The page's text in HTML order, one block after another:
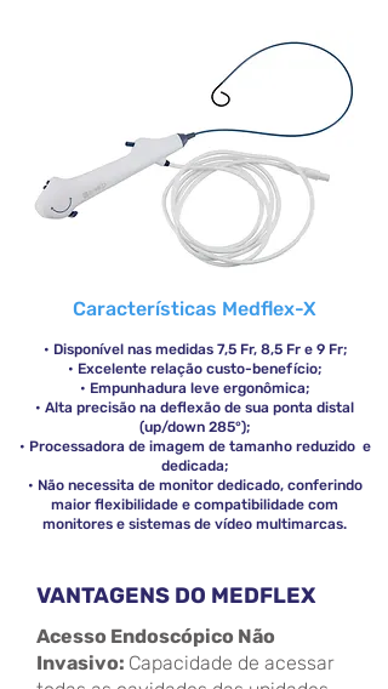
Características Medflex-X
• Disponível nas medidas 7,5 Fr, 8,5 Fr e 9 Fr;
• Excelente relação custo-benefício;
• Empunhadura leve ergonômica;
• Alta precisão na deflexão de sua ponta distal
(up/down 285°);
• Processadora de imagem de tamanho reduzido e
dedicada;
• Não necessita de monitor dedicado, conferindo
maior flexibilidade e compatibilidade com
monitores e sistemas de vídeo multimarcas.
VANTAGENS DO MEDFLEX
Acesso Endoscópico Não
Invasivo: Capacidade de acessar